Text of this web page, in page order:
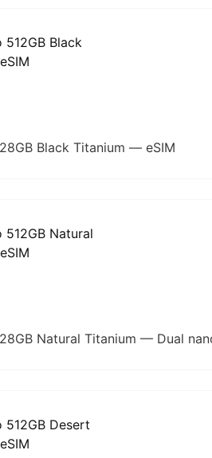
Black Titanium — eSIM
Natural Titanium — Dual